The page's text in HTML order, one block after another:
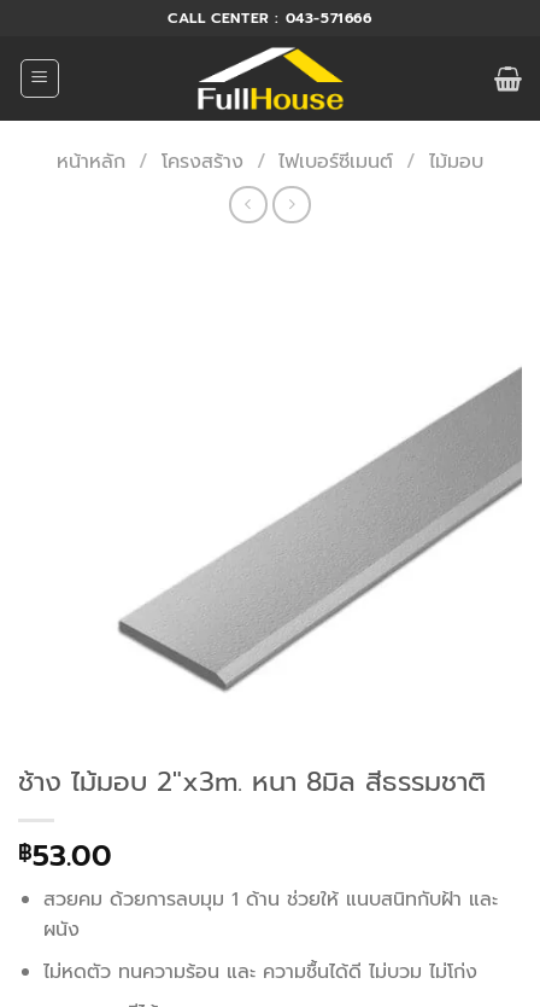
ยัง
เนื้อหา
CALL CENTER : 043-571666
หน้าหลัก / โครงสร้าง / ไฟเบอร์ซีเมนต์ / ไม้มอบ
ช้าง ไม้มอบ 2″x3m. หนา 8มิล สีธรรมชาติ
฿53.00
สวยคม ด้วยการลบมุม 1 ด้าน ช่วยให้ แนบสนิทกับฝ้า และ
ผนัง
ไม่หดตัว ทนความร้อน และ ความชื้นได้ดี ไม่บวม ไม่โก่ง